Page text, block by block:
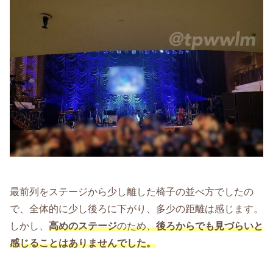
最前列をステージから少し離した椅子の並べ方でしたの
で、全体的に少し後ろに下がり、多少の距離は感じます。
しかし、 高めのステージのため、後ろからでも見づらいと
感じることはありませんでした。